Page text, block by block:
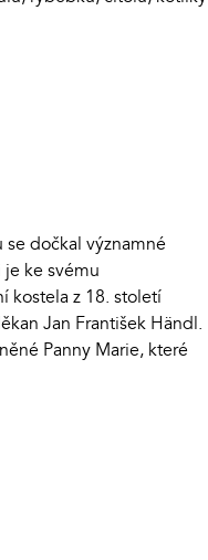
dočkal významné
ke svému
kostela z 18. století
Jan František Händl.
Panny Marie, které